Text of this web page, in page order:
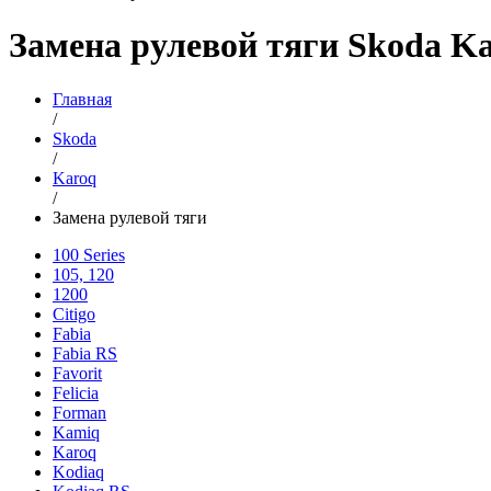
Замена рулевой тяги Skoda
Главная
/
Skoda
/
Karoq
/
Замена рулевой тяги
100 Series
105, 120
1200
Citigo
Fabia
Fabia RS
Favorit
Felicia
Forman
Kamiq
Karoq
Kodiaq